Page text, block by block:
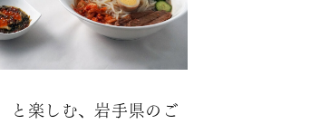
と楽しむ、岩手県のご